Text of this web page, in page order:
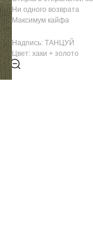
Ни одного возврата
Максимум кайфа
Надпись: ТАНЦУЙ
Цвет: хаки + золото